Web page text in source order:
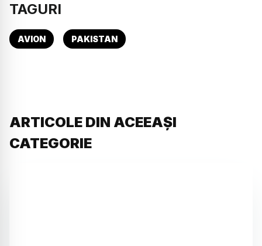
TAGURI
AVION PAKISTAN
ARTICOLE DIN ACEEAȘI
CATEGORIE